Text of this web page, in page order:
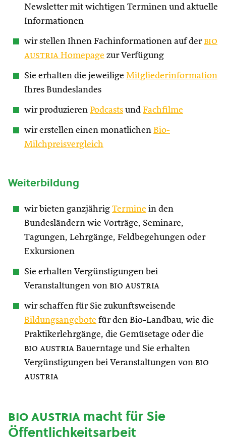
Newsletter mit wichtigen Terminen und aktuelle
Informationen
wir stellen Ihnen Fachinformationen auf der bio
austria Homepage zur Verfügung
Sie erhalten die jeweilige Mitgliederinformation
Ihres Bundeslandes
wir produzieren Podcasts und Fachfilme
wir erstellen einen monatlichen Bio-
Milchpreisvergleich
Weiterbildung
wir bieten ganzjährig Termine in den
Bundesländern wie Vorträge, Seminare,
Tagungen, Lehrgänge, Feldbegehungen oder
Exkursionen
Sie erhalten Vergünstigungen bei
Veranstaltungen von bio austria
wir schaffen für Sie zukunftsweisende
Bildungsangebote für den Bio-Landbau, wie die
Praktikerlehrgänge, die Gemüsetage oder die
bio austria Bauerntage und Sie erhalten
Vergünstigungen bei Veranstaltungen von bio
austria
bio austriamacht für Sie
Öffentlichkeitsarbeit